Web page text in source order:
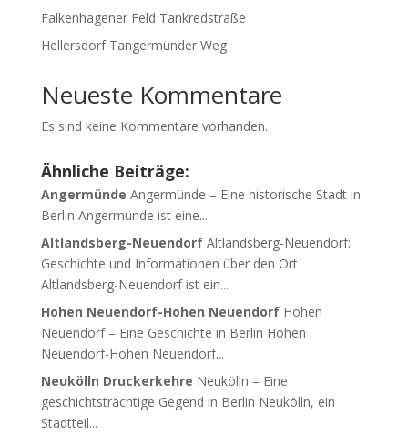
Falkenhagener Feld Tankredstraße
Hellersdorf Tangermünder Weg
Neueste Kommentare
Es sind keine Kommentare vorhanden.
Ähnliche Beiträge:
Angermünde Angermünde – Eine historische Stadt in
Berlin Angermünde ist eine...
Altlandsberg-Neuendorf Altlandsberg-Neuendorf:
Geschichte und Informationen über den Ort
Altlandsberg-Neuendorf ist ein...
Hohen Neuendorf-Hohen Neuendorf Hohen
Neuendorf – Eine Geschichte in Berlin Hohen
Neuendorf-Hohen Neuendorf...
Neukölln Druckerkehre Neukölln – Eine
geschichtsträchtige Gegend in Berlin Neukölln, ein
Stadtteil...